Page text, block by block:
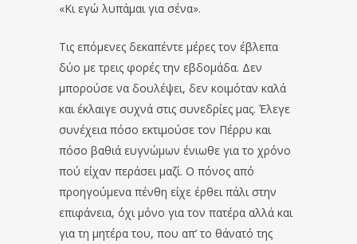
«Κι εγώ λυπάμαι για σένα».
Τις επόμενες δεκαπέντε μέρες τον έβλεπα
δύο με τρεις φορές την εβδομάδα. Δεν
μπορούσε να δουλέψει, δεν κοιμόταν καλά
και έκλαιγε συχνά στις συνεδρίες μας. Έλεγε
συνέχεια πόσο εκτιμούσε τον Πέρρυ και
πόσο βαθιά ευγνώμων ένιωθε για το χρόνο
πού είχαν περάσει μαζί. Ο πόνος από
προηγούμενα πένθη είχε έρθει πάλι στην
επιφάνεια, όχι μόνο για τον πατέρα αλλά και
για τη μητέρα του, που απ’ το θάνατό της